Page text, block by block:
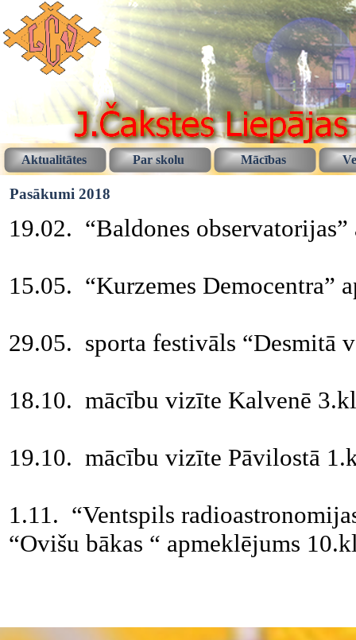
Aktualitātes Par skolu Mācības
Pasākumi 2018
19.02. “Baldones
15.05. “Kurzemes Democentra”
29.05. sporta festivāls “Desmitā
18.10. mācību vizīte Kalvenē
19.10. mācību vizīte Pāvilostā
1.11. “Ventspils
“Ovišu bākas “ apmeklējums